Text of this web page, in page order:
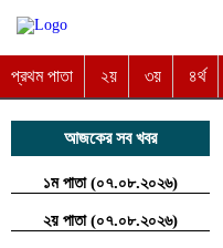
প্রথম পাতা ২য় ৩য় ৪র্থ
আজকের সব খবর
১ম পাতা (০৭.০৮.২০২৬)
২য় পাতা (০৭.০৮.২০২৬)